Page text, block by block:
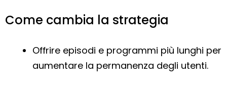
Come cambia la strategia
Offrire episodi e programmi più lunghi per
aumentare la permanenza degli utenti.